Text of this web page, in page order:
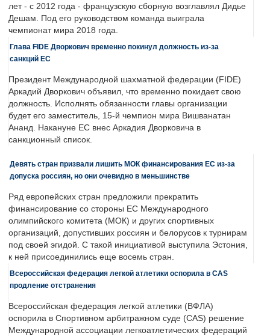
лет - с 2012 года - французскую сборную возглавлял Дидье
Дешам. Под его руководством команда выиграла
чемпионат мира 2018 года.
Глава FIDE Дворкович временно покинул должность из-за
санкций ЕС
Президент Международной шахматной федерации (FIDE)
Аркадий Дворкович объявил, что временно покидает свою
должность. Исполнять обязанности главы организации
будет его заместитель, 15-й чемпион мира Вишванатан
Ананд. Накануне ЕС внес Аркадия Дворковича в
санкционный список.
Девять стран призвали лишить МОК финансирования ЕС из-за
допуска россиян, но они очевидно в меньшинстве
Ряд европейских стран предложили прекратить
финансирование со стороны ЕС Международного
олимпийского комитета (МОК) и других спортивных
организаций, допустивших россиян и белорусов к турнирам
под своей эгидой. С такой инициативой выступила Эстония,
к ней присоединились еще восемь стран.
Всероссийская федерация легкой атлетики оспорила в CAS
продление отстранения
Всероссийская федерация легкой атлетики (ВФЛА)
оспорила в Спортивном арбитражном суде (CAS) решение
Международной ассоциации легкоатлетических федераций